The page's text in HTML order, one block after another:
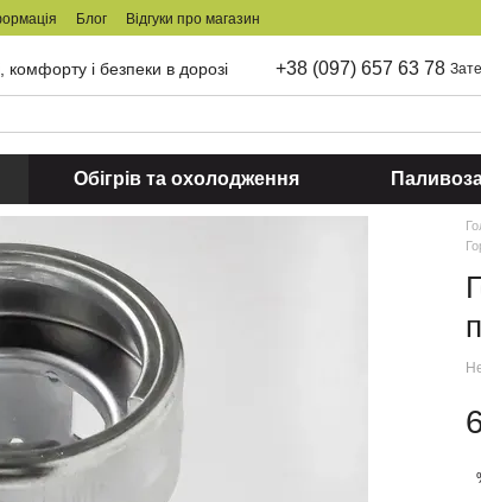
Блог Відгуки про магазин
і безпеки в дорозі +38 (097) 657 63 78
Обігрів та охолодження